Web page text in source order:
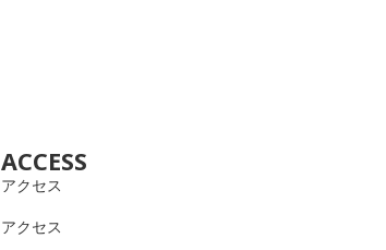
ACCESS
アクセス
アクセス